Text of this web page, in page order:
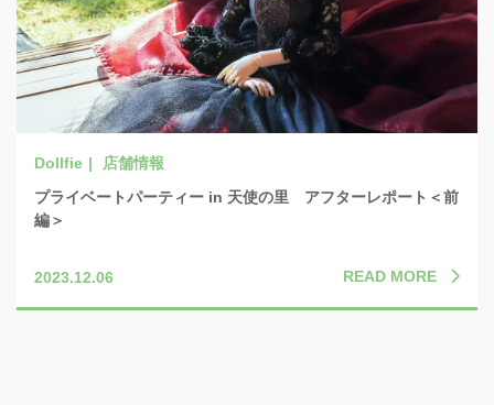
店舗情報
プライベートパーティー in 天使の里 アフターレポート＜前
編＞
2023.12.06 READ MORE